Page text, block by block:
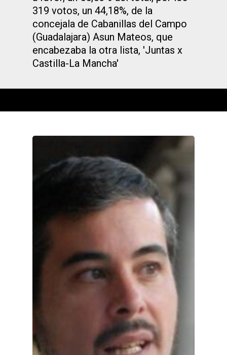
319 votos, un 44,18%, de la
concejala de Cabanillas del Campo
(Guadalajara) Asun Mateos, que
encabezaba la otra lista, 'Juntas x
Castilla-La Mancha'